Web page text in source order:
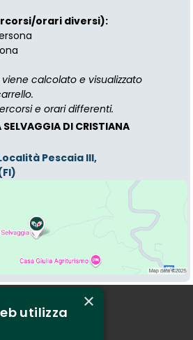
orari diversi):
calcolato e visualizzato
e orari differenti.
SELVAGGIA DI CRISTIANA
Pescaia III,
Chi siamo
×
utilizza